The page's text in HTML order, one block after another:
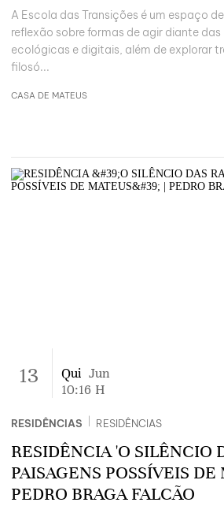
A Escola das Transições é um espaço
reflexão sobre formas de agir diante
ecológicas e digitais, além de explorar
filosó...
CASA DE MATEUS
13 Qui Jun
10:16 H
RESIDÊNCIAS RESIDÊNCIAS
RESIDÊNCIA 'O SILÊNCIO
PAISAGENS POSSÍVEIS DE
PEDRO BRAGA FALCÃO